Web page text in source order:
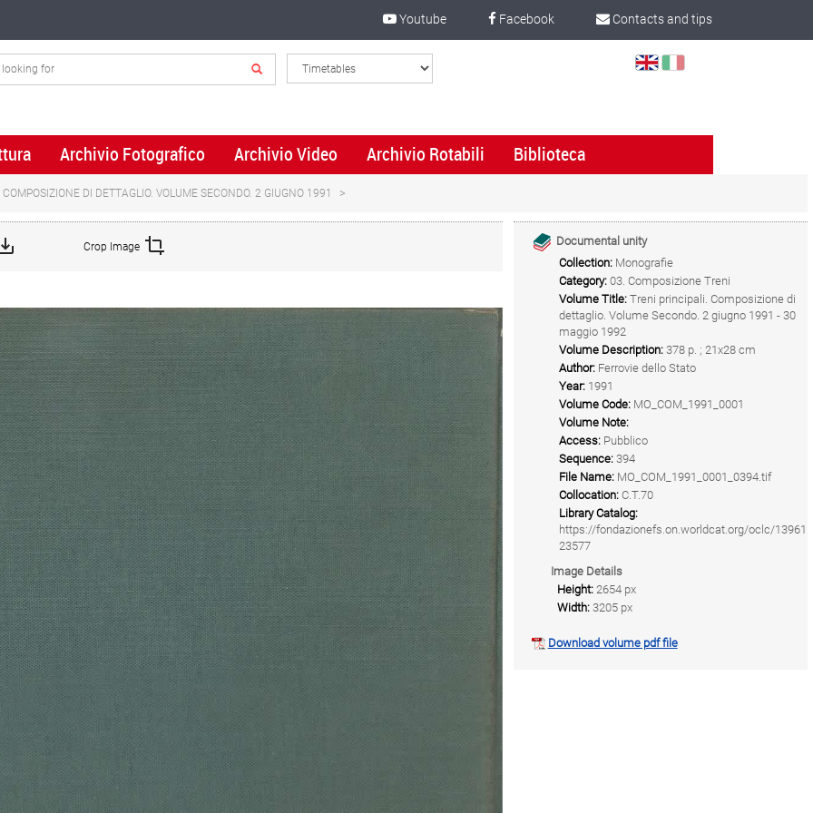
Contacts and tips
Facebook
Youtube
Select
Archivio Fotografico Archivio Video Archivio Rotabili Biblioteca
DI DETTAGLIO. VOLUME SECONDO. 2 GIUGNO 1991
Crop Image
Documental unity
Collection: Monografie
Category: 03. Composizione Treni
Volume Title: Treni principali. Composizione di
dettaglio. Volume Secondo. 2 giugno 1991 - 30
maggio 1992
Volume Description: 378 p. ; 21x28 cm
Author: Ferrovie dello Stato
Year: 1991
Volume Code: MO_COM_1991_0001
Volume Note:
Access: Pubblico
Sequence: 394
File Name: MO_COM_1991_0001_0394.tif
Collocation: C.T.70
Library Catalog:
https://fondazionefs.on.worldcat.org/oclc/13961
23577
Image Details
Height: 2654 px
Width: 3205 px
Download volume pdf file